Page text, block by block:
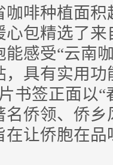
种植面积
心包精选了
能感受“云南
，具有实用
书签正面以
名侨领、侨
在让侨胞在